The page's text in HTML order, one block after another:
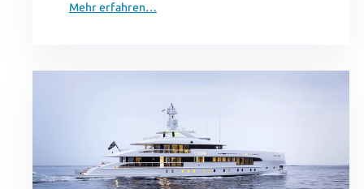
Mehr erfahren…